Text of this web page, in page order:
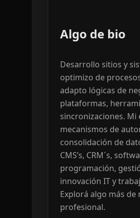
Algo de bio
Desarrollo sitios y
optimizo de
adapto lógicas de
plataformas,
sincronizaciones. Mi
mecanismos de
consolidación de
CMS’s, CRM´s,
programación,
innovación IT y
Explorá algo más
profesional.